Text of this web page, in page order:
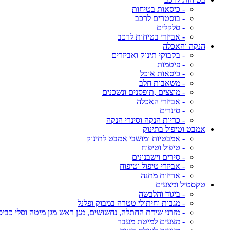
- כיסאות בטיחות
- בוסטרים לרכב
- סלקלים
- אביזרי בטיחות לרכב
הנקה והאכלה
- בקבוקי תינוק ואביזרים
- פיטמות
- כיסאות אוכל
- משאבות חלב
- מוצצים ,תופסנים ונשכנים
- אביזרי האכלה
- סינרים
- כריות הנקה וסינרי הנקה
אמבט וטיפול בתינוק
- אמבטיות ומושבי אמבט לתינוק
- טיפול וטיפוח
- סירים וישבנונים
- אביזרי טיפול וטיפוח
- אריזות מתנה
טקסטיל ומצעים
- ביגוד והלבשה
- מגבות וחיתולי טטרה במבוק ופלנל
- מזרני שידת החתלה, נחשושים, מגן ראש מגן מיטה וסלי
- מצעים למיטת מעבר